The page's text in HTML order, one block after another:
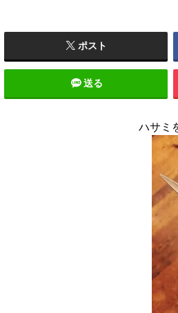
ポスト
送る
ハサミ